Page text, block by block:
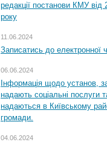
редакції постанови КМУ
року
11.06.2024
Записатись до електронної
06.06.2024
Інформація щодо установ,
надають соціальні послуги
надаються в Київському
громади.
04.06.2024